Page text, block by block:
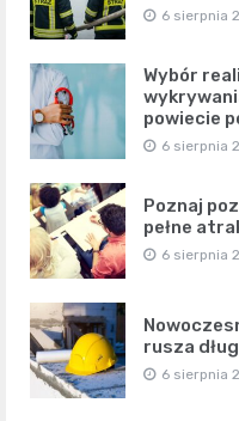
6 sierpnia
Wybór
powiecie
6 sierpnia
Poznaj
pełne
6 sierpnia
rusza
6 sierpnia